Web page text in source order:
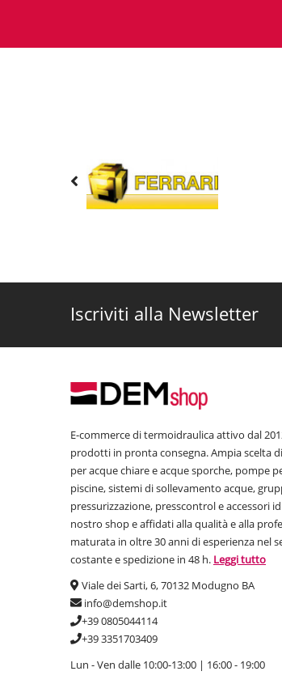
Iscriviti alla Newsletter
E-commerce di termoidraulica attivo dal
prodotti in pronta consegna. Ampia scelta
per acque chiare e acque sporche, pompe
piscine, sistemi di sollevamento acque,
pressurizzazione, presscontrol e accessori
nostro shop e affidati alla qualità e alla
maturata in oltre 30 anni di esperienza nel
costante e spedizione in 48 h. Leggi tutto
Viale dei Sarti, 6, 70132 Modugno BA
info@demshop.it
+39 0805044114
+39 3351703409
Lun - Ven dalle 10:00-13:00 | 16:00 - 19:00